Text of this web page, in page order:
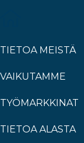
TIETOA MEISTÄ
VAIKUTAMME
TYÖMARKKINAT
TIETOA ALASTA